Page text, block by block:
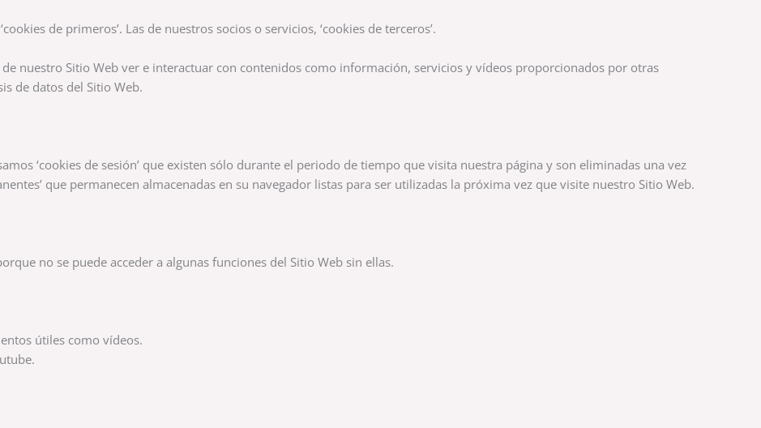
de primeros’. Las de nuestros socios o servicios, ‘cookies de terceros’.
nuestro Sitio Web ver e interactuar con contenidos como información, servicios y vídeos proporcionados por otras
de datos del Sitio Web.
‘cookies de sesión’ que existen sólo durante el periodo de tiempo que visita nuestra página y son eliminadas una vez
que permanecen almacenadas en su navegador listas para ser utilizadas la próxima vez que visite nuestro Sitio Web.
no se puede acceder a algunas funciones del Sitio Web sin ellas.
útiles como vídeos.